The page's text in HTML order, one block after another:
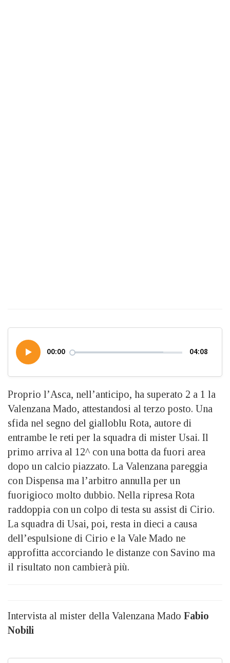
00:00 04:08
Proprio l’Asca, nell’anticipo, ha superato 2 a 1 la
Valenzana Mado, attestandosi al terzo posto. Una
sfida nel segno del gialloblu Rota, autore di
entrambe le reti per la squadra di mister Usai. Il
primo arriva al 12^ con una botta da fuori area
dopo un calcio piazzato. La Valenzana pareggia
con Dispensa ma l’arbitro annulla per un
fuorigioco molto dubbio. Nella ripresa Rota
raddoppia con un colpo di testa su assist di Cirio.
La squadra di Usai, poi, resta in dieci a causa
dell’espulsione di Cirio e la Vale Mado ne
approfitta accorciando le distanze con Savino ma
il risultato non cambierà più.
Intervista al mister della Valenzana Mado Fabio
Nobili